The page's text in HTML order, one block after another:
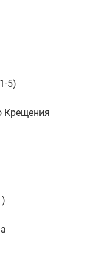
5)
Крещения